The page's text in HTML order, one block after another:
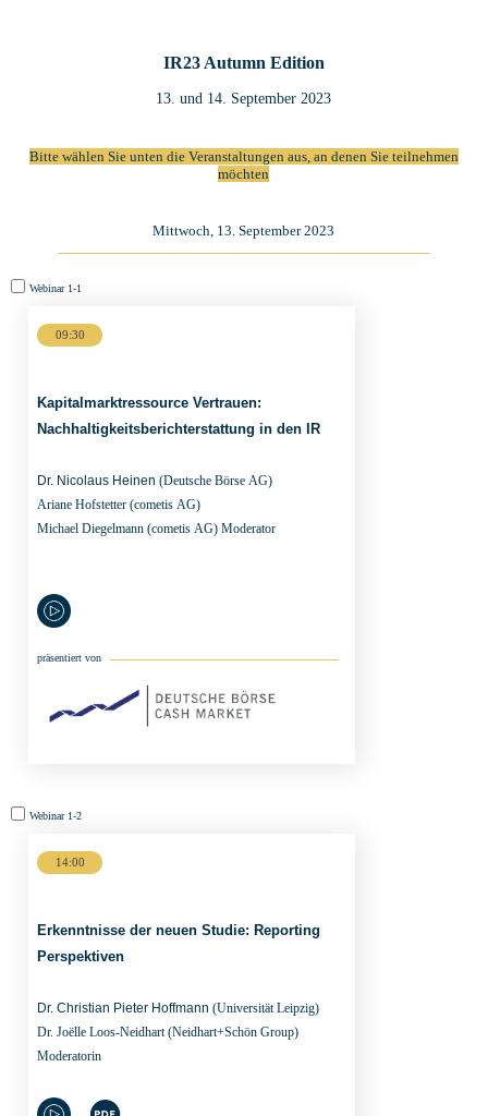
IR23 Autumn Edition
13. und 14. September 2023
Bitte wählen Sie unten die Veranstaltungen aus, an denen Sie teilnehmen
möchten
Mittwoch, 13. September 2023
Webinar
Webinar 1-1
09:30
Kapitalmarktressource Vertrauen:
Nachhaltigkeitsberichterstattung in den IR
Dr. Nicolaus Heinen (Deutsche Börse AG)
Ariane Hofstetter (cometis AG)
Michael Diegelmann (cometis AG) Moderator
präsentiert von
Webinar
Webinar 1-2
14:00
Erkenntnisse der neuen Studie: Reporting
Perspektiven
Dr. Christian Pieter Hoffmann (Universität Leipzig)
Dr. Joëlle Loos-Neidhart(Neidhart+Schön Group)
Moderatorin